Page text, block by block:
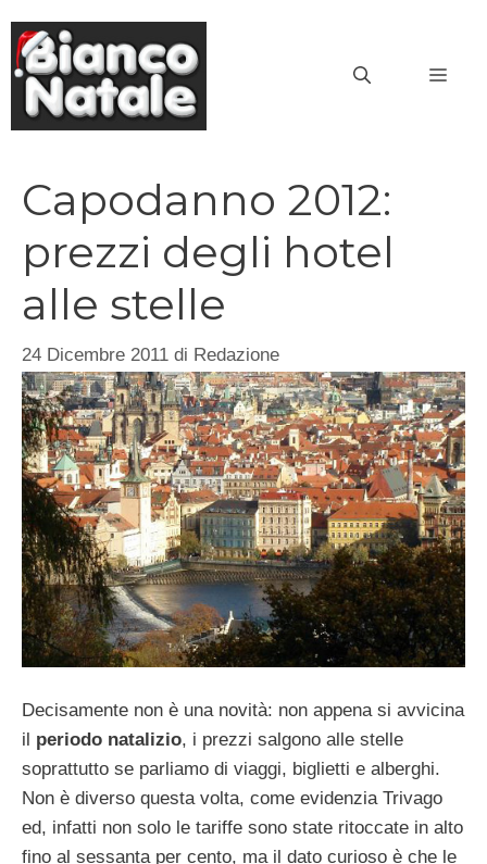
contenuto
Capodanno 2012:
prezzi degli hotel
alle stelle
24 Dicembre 2011 di Redazione
Decisamente non è una novità: non appena si avvicina
il periodo natalizio, i prezzi salgono alle stelle
soprattutto se parliamo di viaggi, biglietti e alberghi.
Non è diverso questa volta, come evidenzia Trivago
ed, infatti non solo le tariffe sono state ritoccate in alto
fino al sessanta per cento, ma il dato curioso è che le